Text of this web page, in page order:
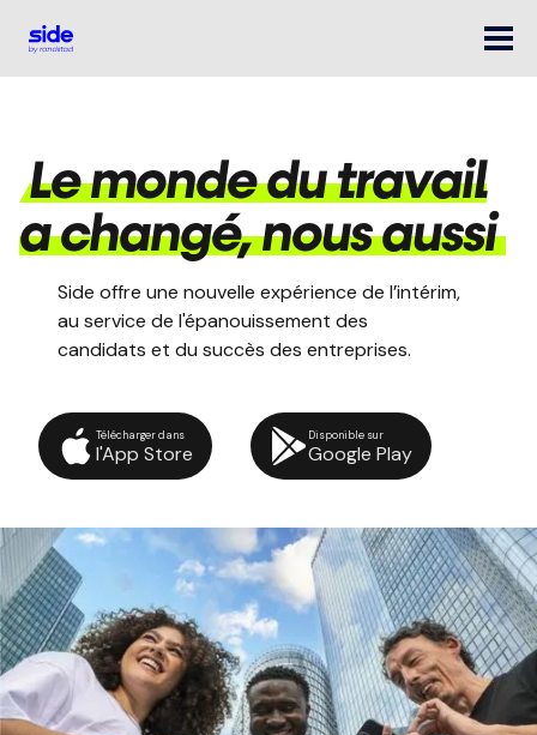
Le monde du travail
a changé, nous aussi
Side offre une nouvelle expérience de l’intérim,
au service de l'épanouissement des
candidats et du succès des entreprises.
Télécharger dans
l'App Store
Disponible sur
Google Play